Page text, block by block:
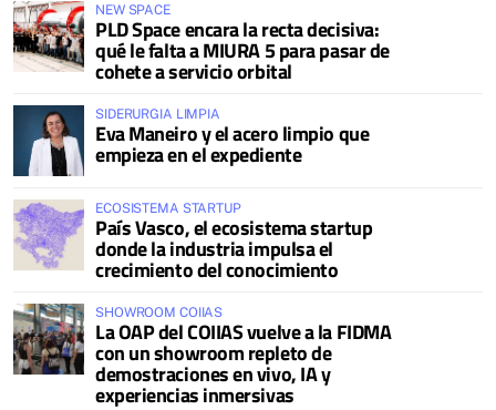
NEW SPACE
PLD Space encara la recta decisiva:
qué le falta a MIURA 5 para pasar de
cohete a servicio orbital
SIDERURGIA LIMPIA
Eva Maneiro y el acero limpio que
empieza en el expediente
ECOSISTEMA STARTUP
País Vasco, el ecosistema startup
donde la industria impulsa el
crecimiento del conocimiento
SHOWROOM COIIAS
La OAP del COIIAS vuelve a la FIDMA
con un showroom repleto de
demostraciones en vivo, IA y
experiencias inmersivas